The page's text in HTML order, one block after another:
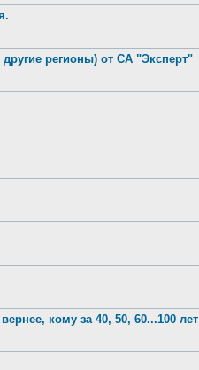
регионы) от СА "Эксперт"
кому за 40, 50, 60...100 лет